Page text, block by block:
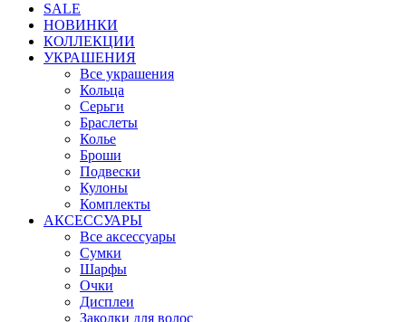
SALE
НОВИНКИ
КОЛЛЕКЦИИ
УКРАШЕНИЯ
Все украшения
Кольца
Серьги
Браслеты
Колье
Броши
Подвески
Кулоны
Комплекты
АКСЕССУАРЫ
Все аксессуары
Сумки
Шарфы
Очки
Дисплеи
Заколки для волос